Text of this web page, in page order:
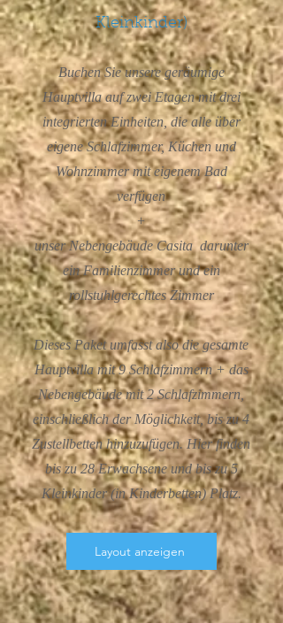
Kleinkinder)
Buchen Sie unsere geräumige
Hauptvilla auf zwei Etagen mit drei
integrierten Einheiten, die alle über
eigene Schlafzimmer, Küchen und
Wohnzimmer mit eigenem Bad
verfügen
+
unser Nebengebäude Casitadarunter
ein Familienzimmer und ein
rollstuhlgerechtes Zimmer
Dieses Paket umfasst also die gesamte
Hauptvilla mit 9 Schlafzimmern + das
Nebengebäude mit 2 Schlafzimmern,
einschließlich der Möglichkeit, bis zu 4
Zustellbetten hinzuzufügen. Hier finden
bis zu 28 Erwachsene und bis zu 5
Kleinkinder (in Kinderbetten) Platz.
Layout anzeigen